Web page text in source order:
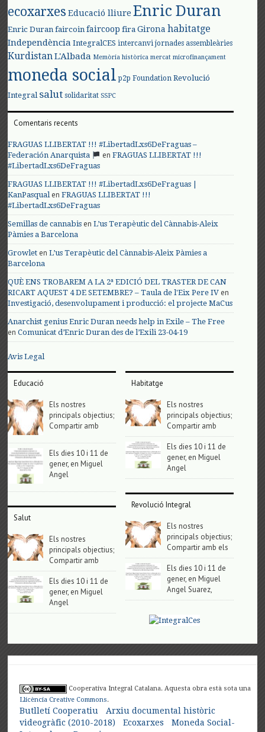
ecoxarxes Educació lliure Enric Duran
Enric Duran faircoin faircoop fira Girona habitatge
Independència IntegralCES intercanvi jornades assembleàries
KurdistanL'Albada Memòria històrica mercat microfinançament
moneda social p2p Foundation Revolució
Integral salut solidaritat SSPC
Comentaris recents
FRAGUAS LLIBERTAT !!! #LibertadLxs6DeFraguas –
Federación Anarquista
enFRAGUAS LLIBERTAT !!!
#LibertadLxs6DeFraguas
FRAGUAS LLIBERTAT !!! #LibertadLxs6DeFraguas |
KanPasqualenFRAGUAS LLIBERTAT !!!
#LibertadLxs6DeFraguas
Semillas de cannabis enL’us Terapèutic del Cànnabis-Aleix
Pàmies a Barcelona
Growlet enL’us Terapèutic del Cànnabis-Aleix Pàmies a
Barcelona
QUÈ ENS TROBAREM A LA 2ª EDICIÓ DEL TRASTER DE CAN
RICART AQUEST 4 DE SETEMBRE? – Taula de l'Eix Pere IV en
Investigació, desenvolupament i producció: el projecte MaCus
Anarchist genius Enric Duran needs help in Exile – The Free
enComunicat d’Enric Duran des de l’Exili 23-04-19
Avis Legal
Educació
Els nostres
principals objectius;
Compartir amb
Els dies 10 i 11 de
gener, en Miguel
Angel
Salut
Els nostres
principals objectius;
Compartir amb
Els dies 10 i 11 de
gener, en Miguel
Angel
Habitatge
Els nostres
principals objectius;
Compartir amb
Els dies 10 i 11 de
gener, en Miguel
Angel
Revolució Integral
Els nostres
principals objectius;
Compartir amb els
Els dies 10 i 11 de
gener, en Miguel
Angel Suarez,
Cooperativa Integral Catalana. Aquesta obra està sota una
Llicència Creative Commons.
Butlletí Cooperatiu
Arxiu documental històric
videogràfic (2010-2018)
Ecoxarxes
Moneda Social-